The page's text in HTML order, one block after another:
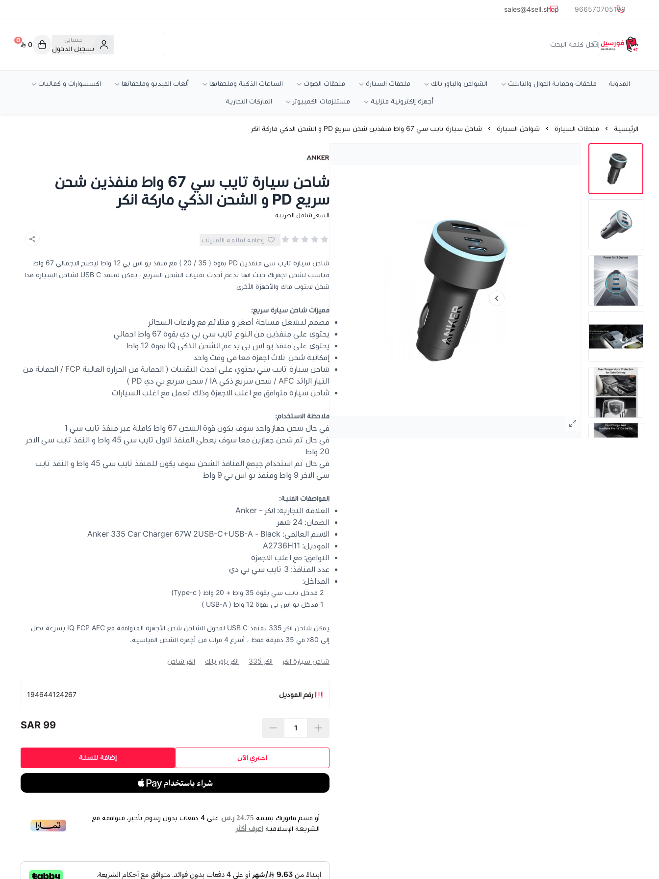
common.titles.skip_to_main_content
966570705199
sales@4sell.shop
متجر فورسيل
حسابي
تسجيل الدخول
0
0
المدونة ملحقات وحماية الجوال والتابلت الشواحن والباور بانك ملحقات السيارة ملحقات الصوت الساعات الذكية وملحقاتها ألعاب الفيديو وملحقاتها اكسسوارات و كماليات
أجهزة إلكترونية منزلية مستلزمات الكمبيوتر الماركات التجارية
الرئيسية ملحقات السيارة شواحن السيارة شاحن سيارة تايب سي 67 واط منفذين شحن سريع PD و الشحن الذكي ماركة انكر
شاحن سيارة تايب سي 67 واط منفذين شحن
سريع PD و الشحن الذكي ماركة انكر
السعر شامل الضريبة
إضافة لقائمة الأمنيات
شاحن سيارة تايب سي منفذين
PD بقوة ( 35 / 20 ) مع منفذ يو اس بي 12 واط ليصبح الاجمالي 67 واط
مناسب لشحن اجهزتك حيث انها تدعم أحدث تقنيات الشحن السريع ، يمكن لمنفذ USB C لشاحن السيارة هذا
شحن لابتوب ماك والأجهزة الأخرى
مميزات شاحن سيارة سريع:
مصمم ليشغل مساحة أصغر و متلائم مع ولاعات السجائر
يحتوي على منفذين من النوع تايب سي بي دي بقوة 67 واط اجمالي
يحتوي على منفذ يو اس بي يدعم الشحن الذكي IQ بقوة 12 واط
إمكانية شحن ثلاث اجهزة معا في وقت واحد
شاحن سيارة تايب سي يحتوي على احدث التقنيات ( الحماية من الحرارة العالية FCP / الحماية من
التيار الزائد AFC / شحن سريع ذكي IA / شحن سريع بي دي PD )
شاحن سيارة متوافق مع اغلب الاجهزة وذلك تعمل مع اغلب السيارات
ملاحظة الاستخدام:
في حال شحن جهاز واحد سوف يكون قوة الشحن 67 واط كاملة عبر منفذ تايب سي 1
في حال تم شحن جهازين معا سوف يعطي المنفذ الاول تايب سي 45 واط و النفذ تايب سي الاخر
20 واط
في حال تم استخدام جيمع المنافذ الشحن سوف يكون للمنفذ تايب سي 45 واط و النفذ تايب
سي الاخر 9 واط ومنفذ يو اس بي 9 واط
المواصفات الفنية:
العلامة التجارية: انكر - Anker
الضمان: 24 شهر
الاسم العالمي: Anker 335 Car Charger 67W 2USB-C+USB-A - Black
الموديل: A2736H11
التوافق: مع اغلب الاجهزة
عدد المنافذ: 3 تايب سي بي دي
المداخل:
يمكن شاحن انكر 335 بمنفذ USB C لمحول الشاحن شحن الأجهزة المتوافقة مع IQ FCP AFC بسرعة تصل
إلى 80٪ في 35 دقيقة فقط ، أسرع 4 مرات من أجهزة الشحن القياسية.
شاحن سيارة انكر انكر 335 انكر باور بانك انكر شاحن
رقم الموديل 194644124267
99 SAR
إضافة للسلة اشتري الآن
أو قسم فاتورتك بقيمة 24.75 ر.س على 4 دفعات بدون رسوم تأخير، متوافقة مع
الشريعة الإسلامية اعرف أكثر